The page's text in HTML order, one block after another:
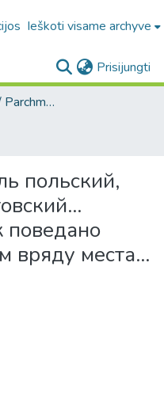
Ieškoti visame archyve
Prisijungti
5.1. Pergamentai / Parchments
польский,
вряду места...